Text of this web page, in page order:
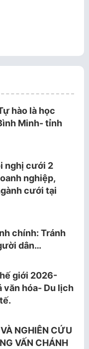
hào là học
Minh- tỉnh
nghị cưới 2
nghiệp,
cưới tại
chính: Tránh
dân…
giới 2026-
văn hóa- Du lịch
NGHIÊN CỨU
VẤN CHÁNH